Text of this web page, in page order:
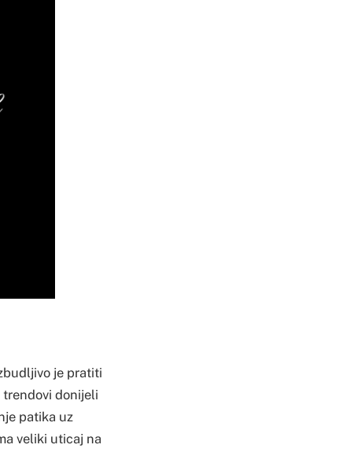
je pratiti
trendovi donijeli
patika uz
veliki uticaj na